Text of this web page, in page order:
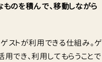
のを積んで、移動しながら
ゲストが利用できる仕組み。ゲ
でき、利用してもらうことで